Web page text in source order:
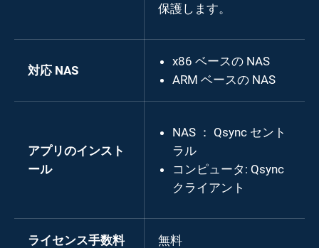
保護します。
対応 NAS
x86 ベースの NAS
ARM ベースの NAS
アプリのインスト
ール
NAS ： Qsync セント
ラル
コンピュータ: Qsync
クライアント
ライセンス手数料 無料